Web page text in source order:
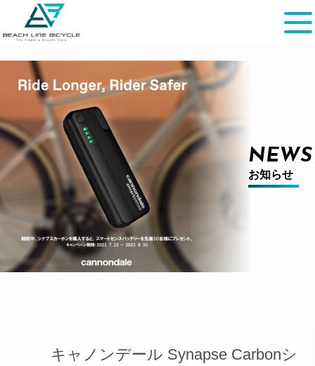
NEWS
お知らせ
キャノンデール Synapse Carbonシ